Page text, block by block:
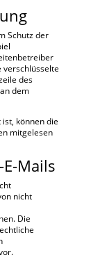
Schutz der
verschlüsselte
des
dem
ist, können die
mitgelesen
Mails
nicht
Die